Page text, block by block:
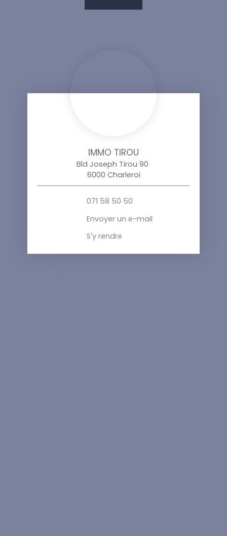
IMMO TIROU
Bld Joseph Tirou 90
6000 Charleroi
071 58 50 50
Envoyer un e-mail
S'y rendre